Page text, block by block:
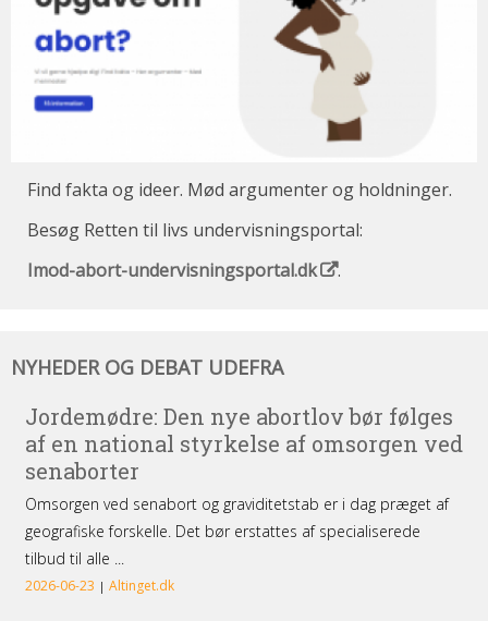
Find fakta og ideer. Mød argumenter og holdninger.
Besøg Retten til livs undervisningsportal:
Imod-abort-undervisningsportal.dk
.
og
udefra
NYHEDER OG DEBAT UDEFRA